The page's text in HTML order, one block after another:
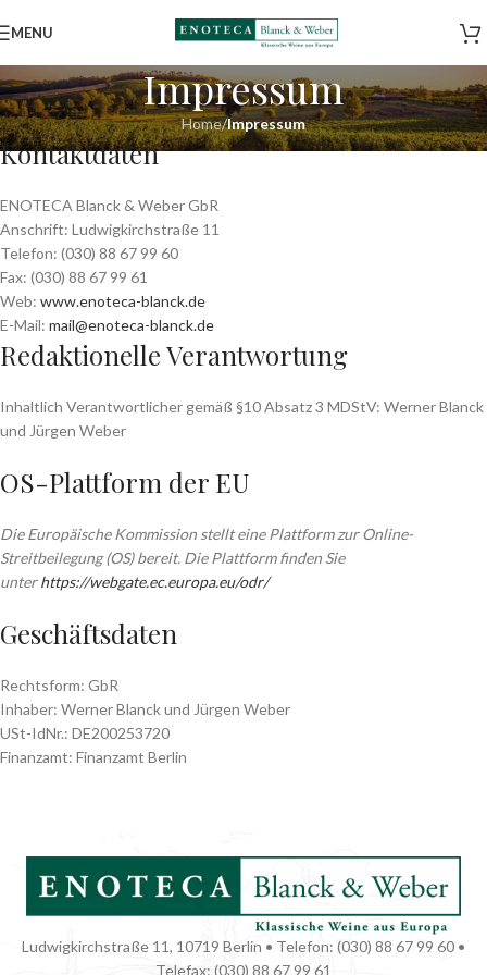
MENU
Impressum
Home/Impressum
Kontaktdaten
ENOTECA Blanck & Weber GbR
Anschrift: Ludwigkirchstraße 11
Telefon: (030) 88 67 99 60
Fax: (030) 88 67 99 61
Web: www.enoteca-blanck.de
E-Mail: mail@enoteca-blanck.de
Redaktionelle Verantwortung
Inhaltlich Verantwortlicher gemäß §10 Absatz 3 MDStV: Werner Blanck
und Jürgen Weber
OS-Plattform der EU
Die Europäische Kommission stellt eine Plattform zur Online-
Streitbeilegung (OS) bereit. Die Plattform finden Sie
unterhttps://webgate.ec.europa.eu/odr/
Geschäftsdaten
Rechtsform: GbR
Inhaber: Werner Blanck und Jürgen Weber
USt-IdNr.: DE200253720
Finanzamt: Finanzamt Berlin
Ludwigkirchstraße 11, 10719 Berlin • Telefon: (030) 88 67 99 60 •
Telefax: (030) 88 67 99 61